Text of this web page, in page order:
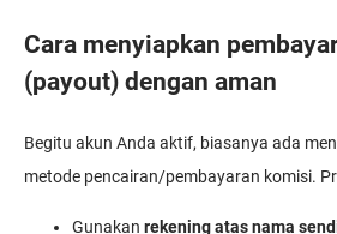
Cara menyiapkan
(payout) dengan aman
Begitu akun Anda aktif, biasanya ada
metode pencairan/pembayaran komisi.
Gunakan rekening atas nama